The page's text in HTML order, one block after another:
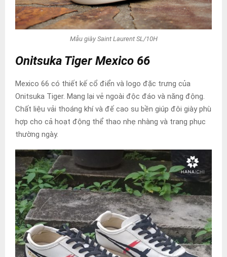
Mẫu giày Saint Laurent SL/10H
Onitsuka Tiger Mexico 66
Mexico 66 có thiết kế cổ điển và logo đặc trưng của
Onitsuka Tiger. Mang lại vẻ ngoài độc đáo và năng động.
Chất liệu vải thoáng khí và đế cao su bền giúp đôi giày phù
hợp cho cả hoạt động thể thao nhẹ nhàng và trang phục
thường ngày.